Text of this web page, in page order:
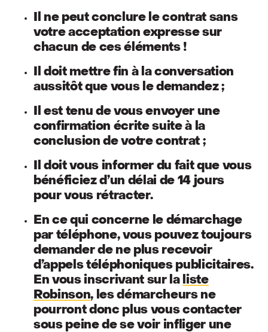
Il ne peut conclure le contrat sans
votre acceptation expresse sur
chacun de ces éléments !
Il doit mettre fin à la conversation
aussitôt que vous le demandez ;
Il est tenu de vous envoyer une
confirmation écrite suite à la
conclusion de votre contrat ;
Il doit vous informer du fait que vous
bénéficiez d’un délai de 14 jours
pour vous rétracter.
En ce qui concerne le démarchage
par téléphone, vous pouvez toujours
demander de ne plus recevoir
d’appels téléphoniques publicitaires.
En vous inscrivant sur la liste
Robinson, les démarcheurs ne
pourront donc plus vous contacter
sous peine de se voir infliger une